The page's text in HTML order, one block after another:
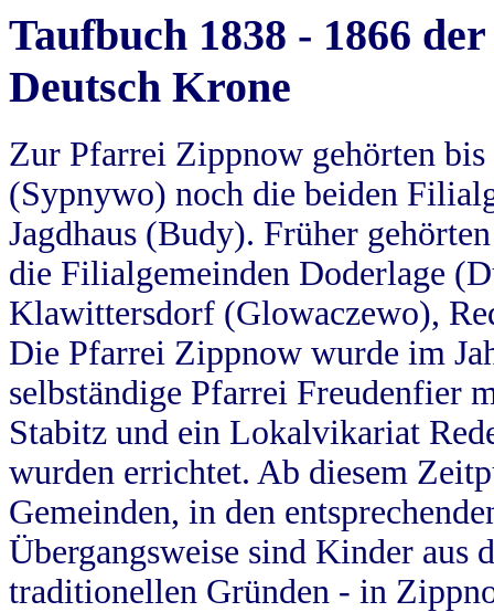
Taufbuch 1838 - 1866
Deutsch Krone
Zur Pfarrei Zippnow gehörten
(Sypnywo) noch die beiden
Jagdhaus (Budy). Früher
die Filialgemeinden Doderlage
Klawittersdorf (Glowaczewo),
Die Pfarrei Zippnow wurde im
selbständige Pfarrei Freudenfier
Stabitz und ein Lokalvikariat
wurden errichtet. Ab diesem
Gemeinden, in den
Übergangsweise sind Kinder aus
traditionellen Gründen - in